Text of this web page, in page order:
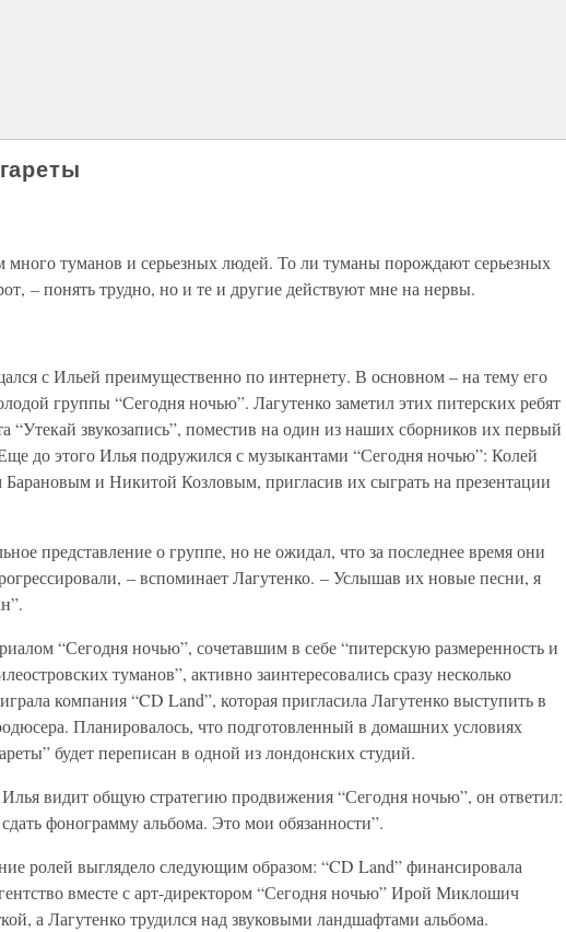
туманов и серьезных людей. То ли туманы порождают серьезных
– понять трудно, но и те и другие действуют мне на нервы.
с Ильей преимущественно по интернету. В основном – на тему его
группы “Сегодня ночью”. Лагутенко заметил этих питерских ребят
“Утекай звукозапись”, поместив на один из наших сборников их первый
до этого Илья подружился с музыкантами “Сегодня ночью”: Колей
и Никитой Козловым, пригласив их сыграть на презентации
представление о группе, но не ожидал, что за последнее время они
– вспоминает Лагутенко. – Услышав их новые песни, я
“Сегодня ночью”, сочетавшим в себе “питерскую размеренность и
туманов”, активно заинтересовались сразу несколько
компания “CD Land”, которая пригласила Лагутенко выступить в
Планировалось, что подготовленный в домашних условиях
будет переписан в одной из лондонских студий.
видит общую стратегию продвижения “Сегодня ночью”, он ответил:
фонограмму альбома. Это мои обязанности”.
ролей выглядело следующим образом: “CD Land” финансировала
вместе с арт-директором “Сегодня ночью” Ирой Миклошич
а Лагутенко трудился над звуковыми ландшафтами альбома.